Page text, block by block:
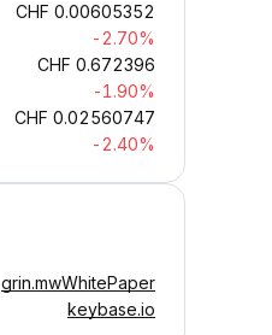
CHF 0.00605352
-2.70%
CHF 0.672396
-1.90%
CHF 0.02560747
-2.40%
grin.mwWhitePaper
keybase.io